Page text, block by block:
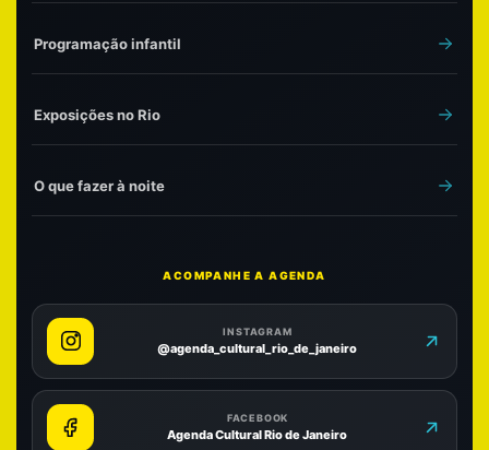
Programação infantil
Exposições no Rio
O que fazer à noite
ACOMPANHE A AGENDA
INSTAGRAM
@agenda_cultural_rio_de_janeiro
FACEBOOK
Agenda Cultural Rio de Janeiro